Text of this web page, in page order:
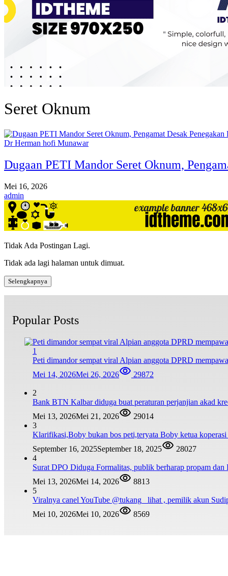
Seret Oknum
Dr Herman hofi Munawar
Dugaan PETI Mandor Seret Oknum,
Mei 16, 2026
admin
Tidak Ada Postingan Lagi.
Tidak ada lagi halaman untuk dimuat.
Selengkapnya
Popular Posts
1
Peti dimandor sempat viral Alpian anggota DPRD
Mei 14, 2026Mei 26, 2026 29872
2
Bank BTN Kalbar diduga buat peraturan perjanjian akad
Mei 13, 2026Mei 21, 2026
29014
3
Klarifikasi,Boby bukan bos peti,teryata Boby ketua koperasi
September 16, 2025September 18, 2025
28027
4
Surat DPO Diduga Formalitas, publik berharap propam
Mei 13, 2026Mei 14, 2026
8813
5
Viralnya canel YouTube @tukang_ lihat , pemilik akun
Mei 10, 2026Mei 10, 2026 8569